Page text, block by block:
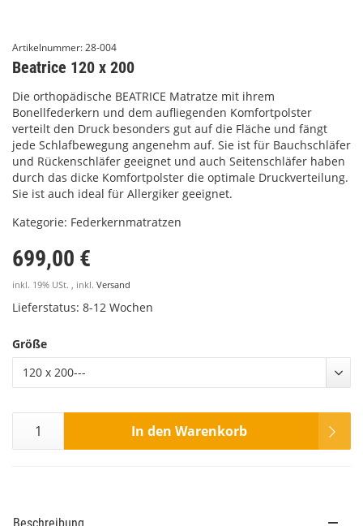
Artikelnummer: 28-004
Beatrice 120 x 200
Die orthopädische BEATRICE Matratze mit ihrem
Bonellfederkern und dem aufliegenden Komfortpolster
verteilt den Druck besonders gut auf die Fläche und fängt
jede Schlafbewegung angenehm auf. Sie ist für Bauchschläfer
und Rückenschläfer geeignet und auch Seitenschläfer haben
durch das dicke Komfortpolster die optimale Druckverteilung.
Sie ist auch ideal für Allergiker geeignet.
Kategorie: Federkernmatratzen
699,00 €
inkl. 19% USt. , inkl. Versand
Lieferstatus: 8-12 Wochen
Größe
120 x 200---
In den Warenkorb